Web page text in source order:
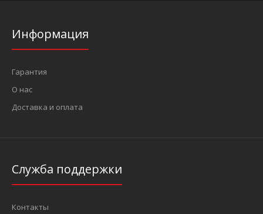
Информация
Гарантия
О нас
Доставка и оплата
Служба поддержки
Контакты